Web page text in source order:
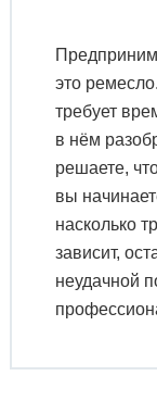
это
требует
в нём
решаете,
вы
насколько
зависит,
неудачной